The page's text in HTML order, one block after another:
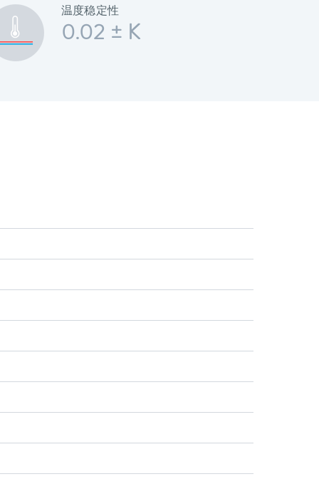
温度稳定性
0.02 ± K